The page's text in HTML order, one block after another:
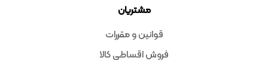
مشتریان
قوانین و مقررات
فروش اقساطی کالا